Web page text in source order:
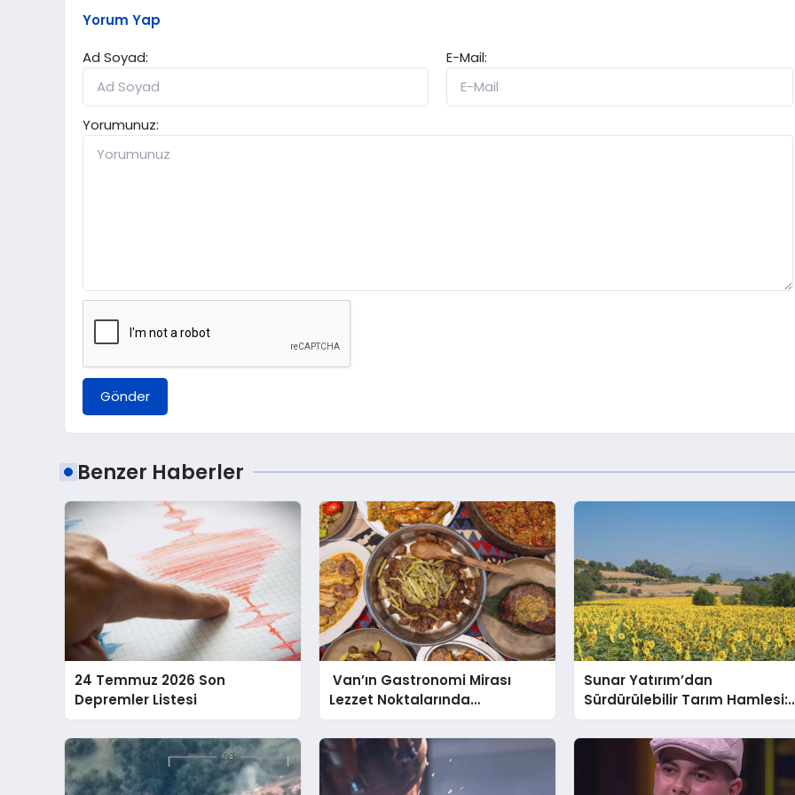
Yorum Yap
Ad Soyad:
E-Mail:
Yorumunuz:
Gönder
Benzer Haberler
24 Temmuz 2026 Son
Depremler Listesi
Van’ın Gastronomi Mirası
Lezzet Noktalarında
Yaşatılıyor
Sunar Yatırım’dan
Sürdürülebilir Tarım Hamlesi:
Verimlilikte Rekor Artış